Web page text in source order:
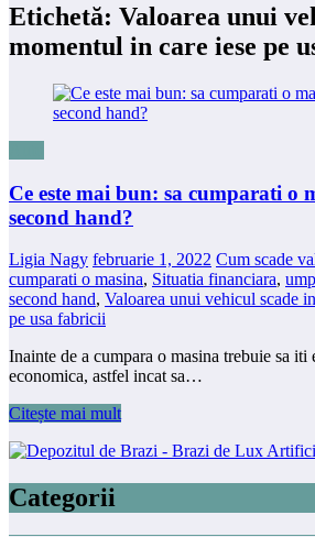
Etichetă: Valoarea unui
momentul in care iese pe
Ce este mai bun: sa cumparati o
second hand?
Ligia Nagy februarie 1, 2022 Cum scade
cumparati o masina, Situatia financiara,
second hand, Valoarea unui vehicul scade
pe usa fabricii
Inainte de a cumpara o masina trebuie sa iti
economica, astfel incat sa…
Citește mai mult
Categorii